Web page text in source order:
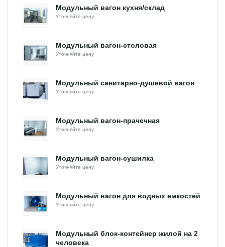
Модульный вагон кухня/склад
Уточняйте цену
Модульный вагон-столовая
Уточняйте цену
Модульный санитарно-душевой вагон
Уточняйте цену
Модульный вагон-прачечная
Уточняйте цену
Модульный вагон-сушилка
Уточняйте цену
Модульный вагон для водных емкостей
Уточняйте цену
Модульный блок-контейнер жилой на 2
человека